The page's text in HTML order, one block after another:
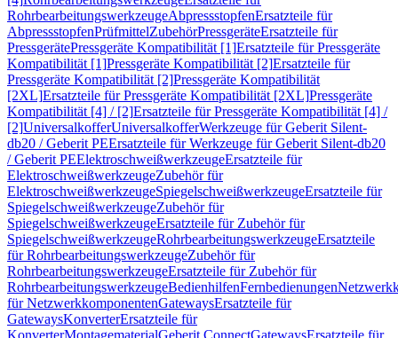
RohrbearbeitungswerkzeugeAbpressstopfenErsatzteile für
AbpressstopfenPrüfmittelZubehörPressgeräteErsatzteile für
PressgerätePressgeräte Kompatibilität [1]Ersatzteile für Pressgeräte
Kompatibilität [1]Pressgeräte Kompatibilität [2]Ersatzteile für
Pressgeräte Kompatibilität [2]Pressgeräte Kompatibilität
[2XL]Ersatzteile für Pressgeräte Kompatibilität [2XL]Pressgeräte
Kompatibilität [4] / [2]Ersatzteile für Pressgeräte Kompatibilität [4] /
[2]UniversalkofferUniversalkofferWerkzeuge für Geberit Silent-
db20 / Geberit PEErsatzteile für Werkzeuge für Geberit Silent-db20
/ Geberit PEElektroschweißwerkzeugeErsatzteile für
ElektroschweißwerkzeugeZubehör für
ElektroschweißwerkzeugeSpiegelschweißwerkzeugeErsatzteile für
SpiegelschweißwerkzeugeZubehör für
SpiegelschweißwerkzeugeErsatzteile für Zubehör für
SpiegelschweißwerkzeugeRohrbearbeitungswerkzeugeErsatzteile
für RohrbearbeitungswerkzeugeZubehör für
RohrbearbeitungswerkzeugeErsatzteile für Zubehör für
RohrbearbeitungswerkzeugeBedienhilfenFernbedienungen
für NetzwerkkomponentenGatewaysErsatzteile für
GatewaysKonverterErsatzteile für
KonverterMontagematerialGeberit ConnectGatewaysErsatzteile für